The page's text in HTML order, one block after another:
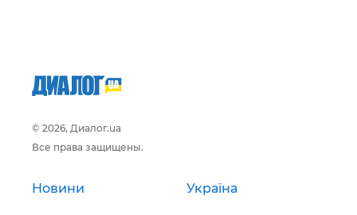
© 2026, Диалог.ua
Все права защищены.
Новини Україна